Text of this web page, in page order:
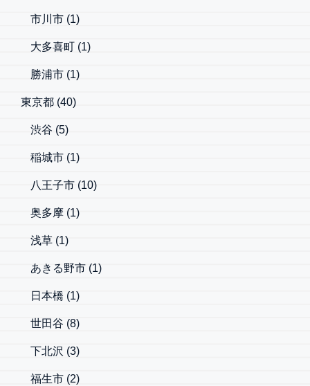
市川市 (1)
大多喜町 (1)
勝浦市 (1)
東京都 (40)
渋谷 (5)
稲城市 (1)
八王子市 (10)
奥多摩 (1)
浅草 (1)
あきる野市 (1)
日本橋 (1)
世田谷 (8)
下北沢 (3)
福生市 (2)